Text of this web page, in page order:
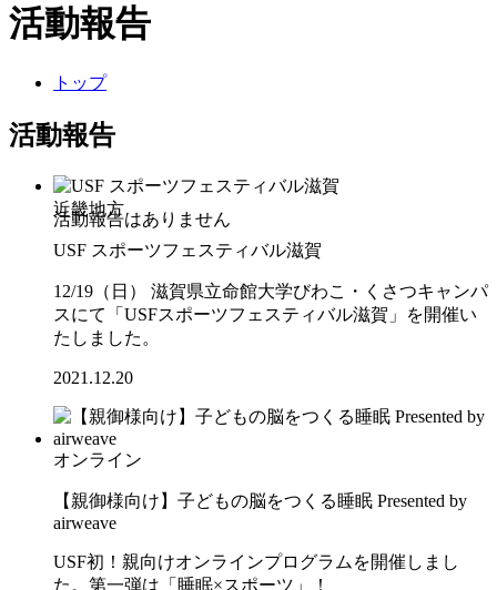
活動報告
トップ
活動報告
近畿地方
USF スポーツフェスティバル滋賀
12/19（日） 滋賀県立命館大学びわこ・くさつキャンパ
スにて「USFスポーツフェスティバル滋賀」を開催い
たしました。
2021.12.20
オンライン
【親御様向け】子どもの脳をつくる睡眠 Presented by
airweave
USF初！親向けオンラインプログラムを開催しまし
た。第一弾は「睡眠×スポーツ」！